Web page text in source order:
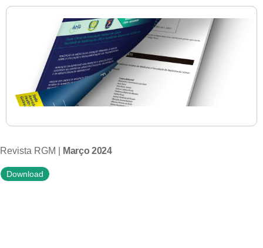
Revista RGM | Março 2024
Download